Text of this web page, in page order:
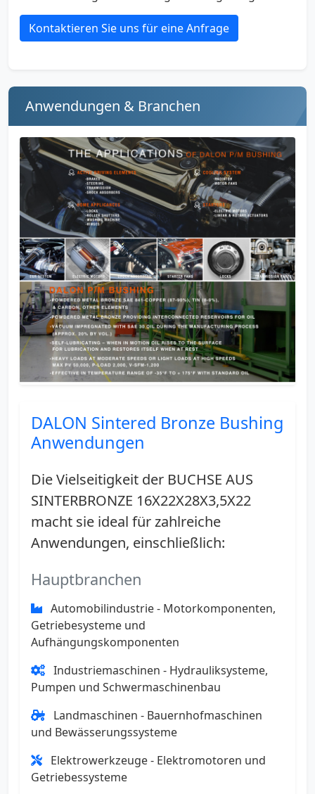
Kontaktieren Sie uns für eine Anfrage
Anwendungen & Branchen
DALON Sintered Bronze Bushing
Anwendungen
Die Vielseitigkeit der BUCHSE AUS
SINTERBRONZE 16X22X28X3,5X22
macht sie ideal für zahlreiche
Anwendungen, einschließlich:
Hauptbranchen
Automobilindustrie - Motorkomponenten,
Getriebesysteme und
Aufhängungskomponenten
Industriemaschinen - Hydrauliksysteme,
Pumpen und Schwermaschinenbau
Landmaschinen - Bauernhofmaschinen
und Bewässerungssysteme
Elektrowerkzeuge - Elektromotoren und
Getriebessysteme